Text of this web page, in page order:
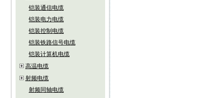
铠装通信电缆
铠装电力电缆
铠装控制电缆
铠装铁路信号电缆
铠装计算机电缆
高温电缆
射频电缆
射频同轴电缆